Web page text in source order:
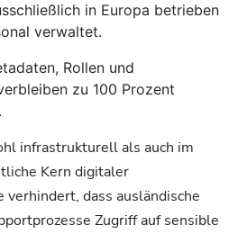
in Europa betrieben
verwaltet.
Rollen und
zu 100 Prozent
infrastrukturell als auch im
Kern digitaler
verhindert, dass ausländische
Zugriff auf sensible